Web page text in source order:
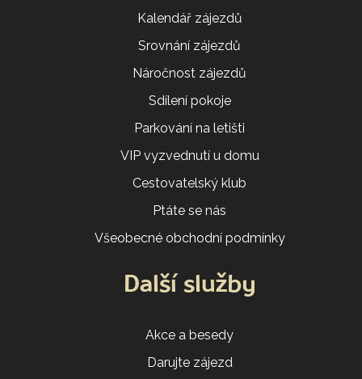
Kalendář zájezdů
Srovnání zájezdů
Náročnost zájezdů
Sdílení pokoje
Parkování na letišti
VIP vyzvednutí u domu
Cestovatelský klub
Ptáte se nás
Všeobecné obchodní podmínky
Další služby
Akce a besedy
Darujte zájezd